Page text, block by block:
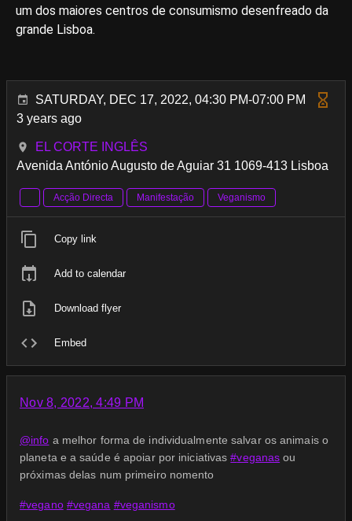
um dos maiores centros de consumismo desenfreado da
grande Lisboa.
SATURDAY, DEC 17, 2022, 04:30 PM-07:00 PM
3 years ago
EL CORTE INGLÊS
Avenida António Augusto de Aguiar 31 1069-413 Lisboa
Acção Directa Manifestação Veganismo
Copy link
Add to calendar
Download flyer
Embed
Nov 8, 2022, 4:49 PM
@info a melhor forma de individualmente salvar os animais o
planeta e a saúde é apoiar por iniciativas#veganas ou
próximas delas num primeiro nomento
#vegano #vegana #veganismo